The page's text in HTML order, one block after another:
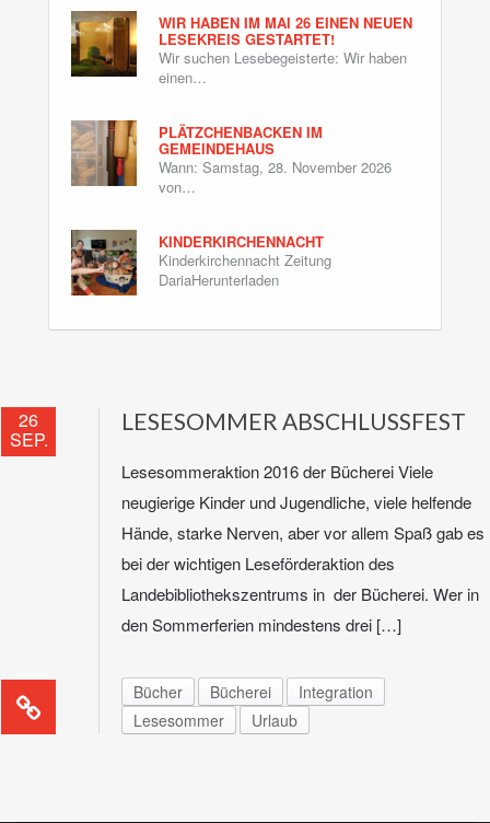
WIR HABEN IM MAI 26 EINEN NEUEN
LESEKREIS GESTARTET!
Wir suchen Lesebegeisterte: Wir haben
einen…
PLÄTZCHENBACKEN IM
GEMEINDEHAUS
Wann: Samstag, 28. November 2026
von…
KINDERKIRCHENNACHT
Kinderkirchennacht Zeitung
DariaHerunterladen
26
SEP.
LESESOMMER ABSCHLUSSFEST
Lesesommeraktion 2016 der Bücherei Viele
neugierige Kinder und Jugendliche, viele helfende
Hände, starke Nerven, aber vor allem Spaß gab es
bei der wichtigen Leseförderaktion des
Landebibliothekszentrums in der Bücherei. Wer in
den Sommerferien mindestens drei […]
Bücher Bücherei
Integration
Lesesommer
Urlaub